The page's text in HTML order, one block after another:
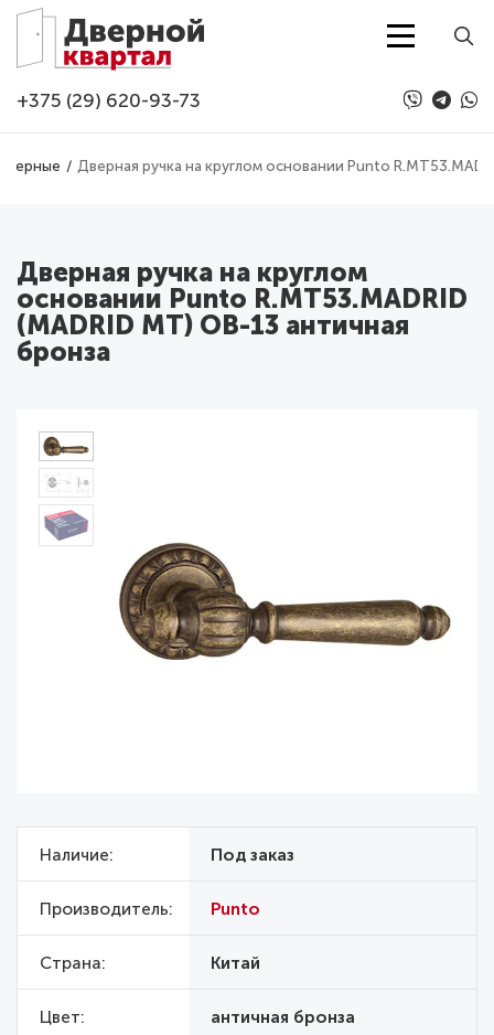
Перейти к основному содержанию
+375 (29) 620-93-73
Дверная ручка на круглом основании Punto
Дверная ручка на круглом
основании Punto R.MT53.MADRID
(MADRID MT) OB-13 античная
бронза
Наличие Под заказ
Производитель Punto
Страна Китай
Цвет античная бронза